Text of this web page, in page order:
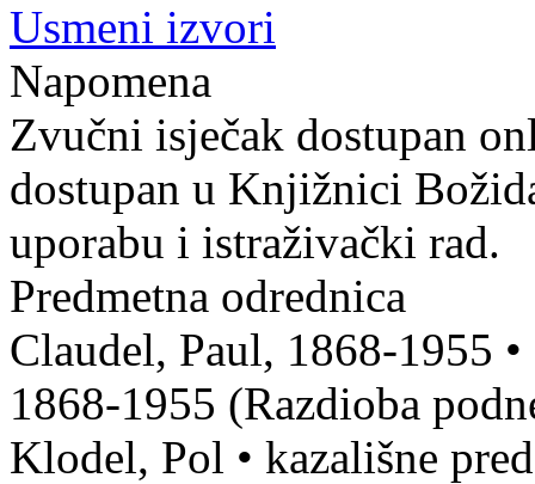
Usmeni izvori
Napomena
Zvučni isječak dostupan
dostupan u Knjižnici
uporabu i istraživački rad.
Predmetna odrednica
Claudel, Paul, 1868-1955 •
1868-1955 (Razdioba
Klodel, Pol • kazališne